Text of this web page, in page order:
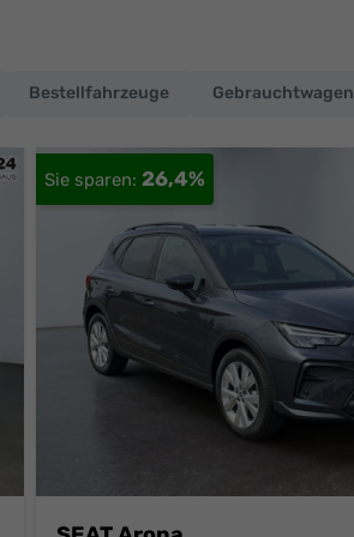
Bestellfahrzeuge Gebrauchtwagen
26,4%